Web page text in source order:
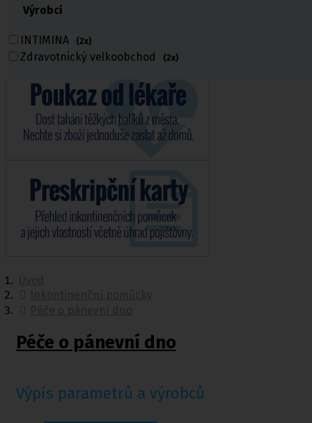
Výrobci
INTIMINA (2x)
Zdravotnický velkoobchod (2x)
volejte
Péče o pánevní dno
Výpis parametrů a výrobců